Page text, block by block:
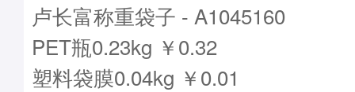
卢长富称重袋子 - A1045160
PET瓶0.23kg ￥0.32
塑料袋膜0.04kg ￥0.01